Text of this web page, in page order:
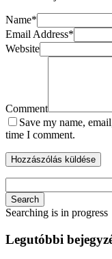
Name*
Email Address*
Website
Comment
Save my name,
time I comment.
Search
Searching is in progress
Legutóbbi